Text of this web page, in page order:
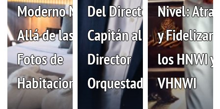
Moderno Más
Allá de las
Fotos de
Habitaciones
Del Director
Capitán al
Director
Orquestador
Nivel:
y Fidelizar
los HNWI y
VHNWI